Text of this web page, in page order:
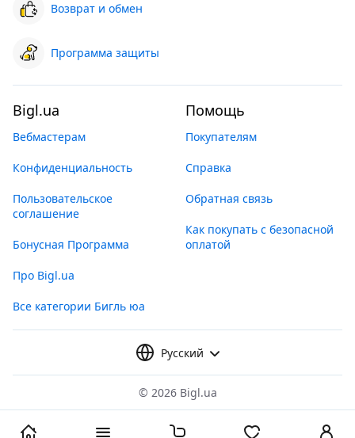
Возврат и обмен
Программа защиты
Bigl.ua
Вебмастерам
Конфиденциальность
Пользовательское
соглашение
Бонусная Программа
Про Bigl.ua
Все категории Бигль юа
Помощь
Покупателям
Справка
Обратная связь
Как покупать с безопасной
оплатой
Русский
© 2026 Bigl.ua